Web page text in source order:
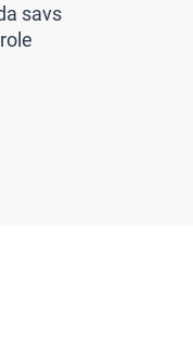
savs